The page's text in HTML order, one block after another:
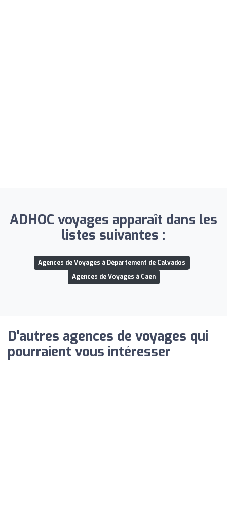
ADHOC voyages apparaît dans les
listes suivantes :
Agences de Voyages à Département de Calvados
Agences de Voyages à Caen
D'autres agences de voyages qui
pourraient vous intéresser